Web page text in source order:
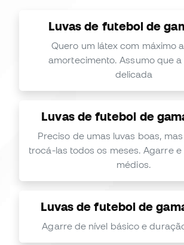
Luvas de futebol de
Quero um látex com máximo
amortecimento. Assumo que
delicada
Luvas de futebol de
Preciso de umas luvas boas,
trocá-las todos os meses. Agarre
médios.
Luvas de futebol de
Agarre de nível básico e